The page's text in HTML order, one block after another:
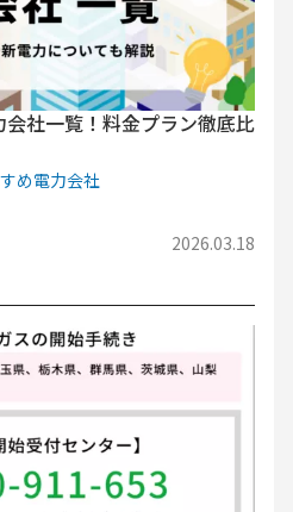
会社一覧！料金プラン徹底比
め電力会社
2026.03.18